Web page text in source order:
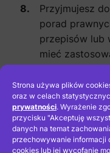
Strona używa plików
oraz w celach
prywatności. Wyrażenie
przycisku "Akceptuję
danych na temat
przechowywanie informacji
cookies lub jej wycofanie
Przyjmujesz
porad
przepisów lub
mieć
z Usług
Twoich
nie
czy